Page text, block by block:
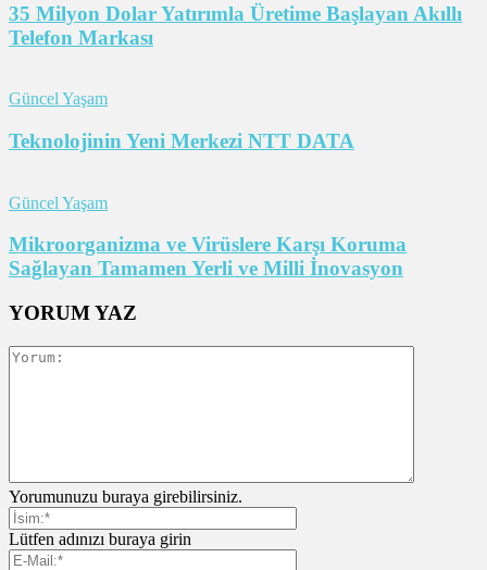
35 Milyon Dolar Yatırımla Üretime Başlayan Akıllı
Telefon Markası
Güncel Yaşam
Teknolojinin Yeni Merkezi NTT DATA
Güncel Yaşam
Mikroorganizma ve Virüslere Karşı Koruma
Sağlayan Tamamen Yerli ve Milli İnovasyon
YORUM YAZ
Yorumunuzu buraya girebilirsiniz.
Lütfen adınızı buraya girin